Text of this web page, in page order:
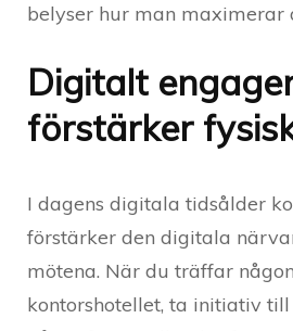
belyser hur man maximerar
Digitalt
förstärker
I dagens digitala tidsålder
förstärker den digitala
mötena. När du träffar
kontorshotellet, ta initiativ